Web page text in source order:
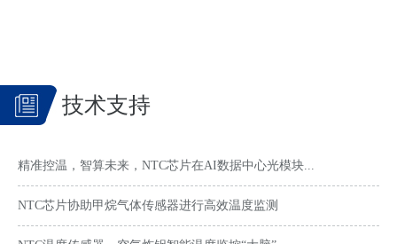
技术支持
精准控温，智算未来，NTC芯片在AI数据中心光模块...
NTC芯片协助甲烷气体传感器进行高效温度监测